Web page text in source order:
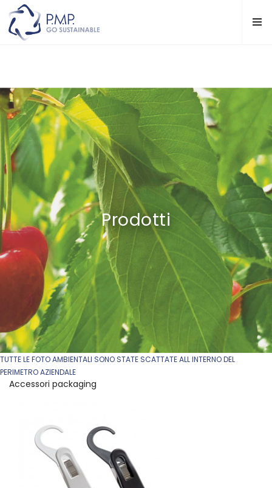
Prodotti
TUTTE LE FOTO AMBIENTALI SONO STATE SCATTATE ALL INTERNO DEL
PERIMETRO AZIENDALE
Accessori packaging